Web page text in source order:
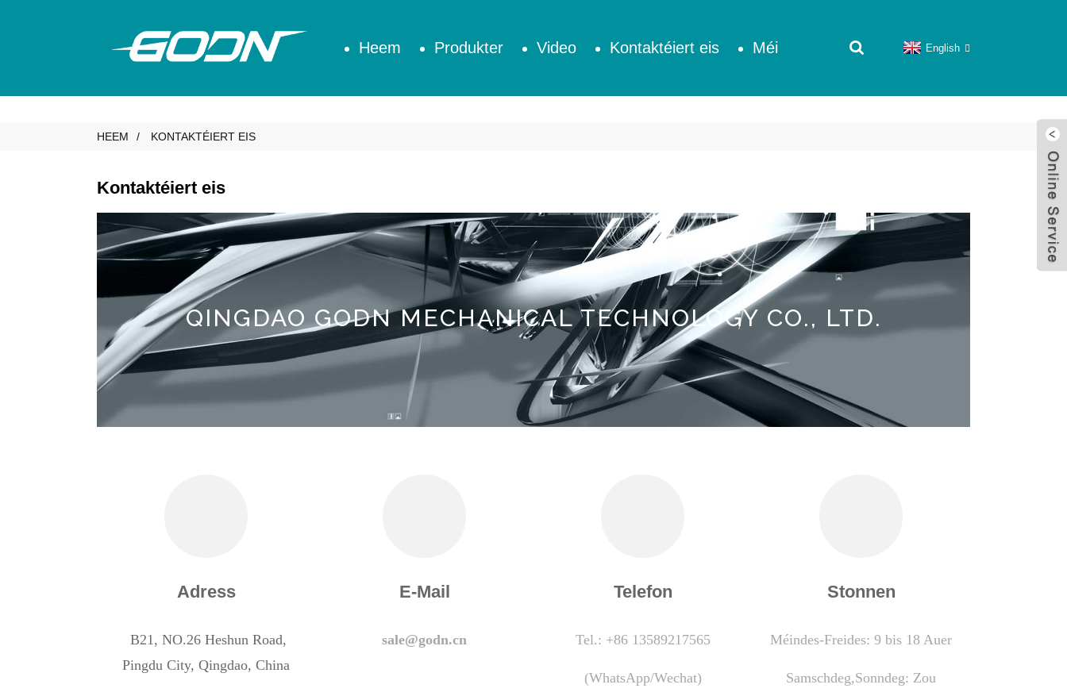
Heem Produkter Video Kontaktéiert eis Méi English
HEEM KONTAKTÉIERT EIS
Kontaktéiert eis
QINGDAO GODN MECHANICAL TECHNOLOGY CO., LTD.
Adress
B21, NO.26 Heshun Road,
Pingdu City, Qingdao, China
E-Mail
sale@godn.cn
Telefon
Tel.: +86 13589217565
(WhatsApp/Wechat)
Stonnen
Méindes-Freides: 9 bis 18 Auer
Samschdeg,Sonndeg: Zou